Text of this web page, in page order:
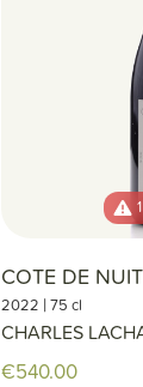
COTE DE
2022 |75 cl
CHARLES
€540.00